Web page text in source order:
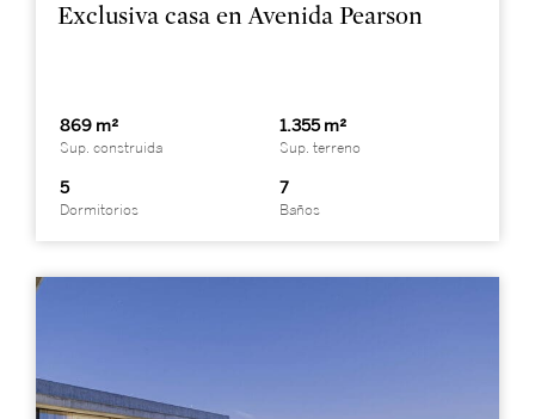
Exclusiva casa en Avenida Pearson
869 m²
Sup. construida
1.355 m²
Sup. terreno
5
Dormitorios
7
Baños